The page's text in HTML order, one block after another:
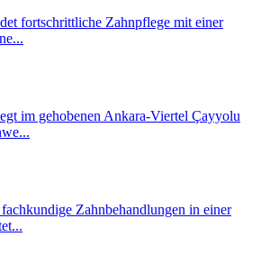
fortschrittliche Zahnpflege mit einer
im gehobenen Ankara-Viertel Çayyolu
Zahnbehandlungen in einer